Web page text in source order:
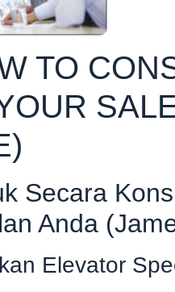
TO
Secara
Anda
Elevator